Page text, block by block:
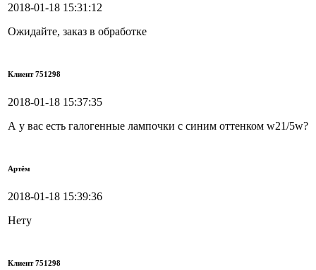
2018-01-18 15:31:12
Ожидайте, заказ в обработке
Клиент 751298
2018-01-18 15:37:35
А у вас есть галогенные лампочки с синим оттенком w21/5w?
Артём
2018-01-18 15:39:36
Нету
Клиент 751298